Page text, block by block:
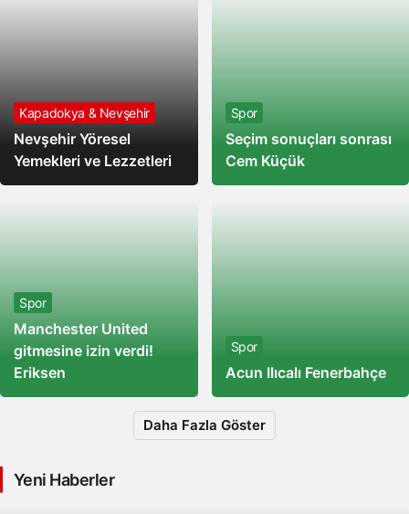
Kapadokya & Nevşehir
Nevşehir Yöresel
Yemekleri ve Lezzetleri
Spor
Seçim sonuçları sonrası
Cem Küçük
Spor
Manchester United
gitmesine izin verdi!
Eriksen
Spor
Acun Ilıcalı Fenerbahçe
Daha Fazla Göster
Yeni Haberler